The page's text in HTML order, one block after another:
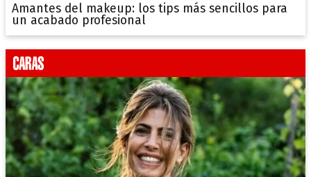
Amantes del makeup: los tips más sencillos para
un acabado profesional